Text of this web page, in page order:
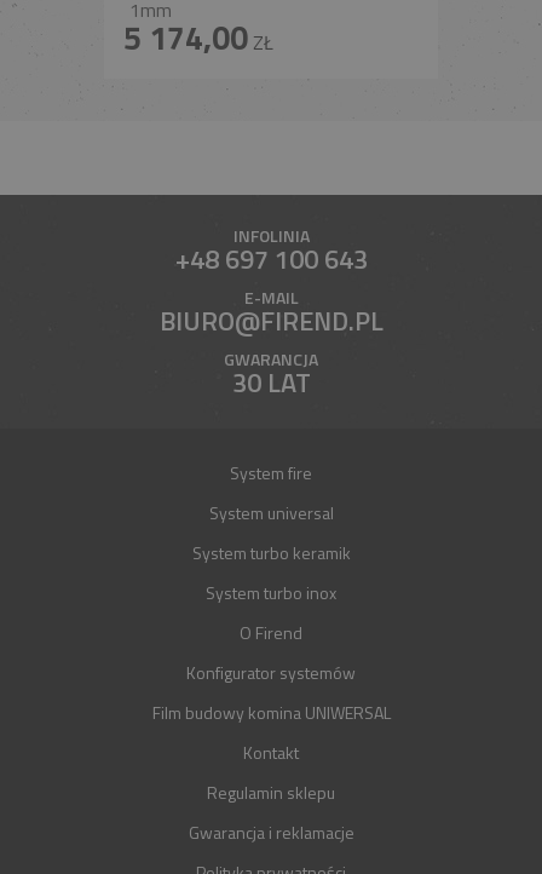
1mm
5 174,00ZŁ
INFOLINIA
+48 697 100 643
E-MAIL
BIURO@FIREND.PL
GWARANCJA
30 LAT
System fire
System universal
System turbo keramik
System turbo inox
O Firend
Konfigurator systemów
Film budowy komina UNIWERSAL
Kontakt
Regulamin sklepu
Gwarancja i reklamacje